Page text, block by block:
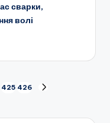
сварки,
волі
425 426